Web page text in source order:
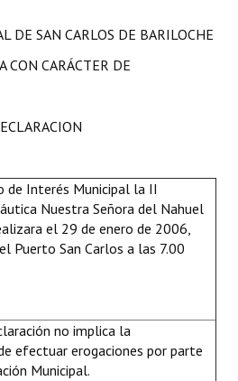
DE SAN CARLOS DE BARILOCHE
CON CARÁCTER DE
Interés Municipal la II
Nuestra Señora del Nahuel
el 29 de enero de 2006,
Puerto San Carlos a las 7.00
no implica la
efectuar erogaciones por parte
Municipal.